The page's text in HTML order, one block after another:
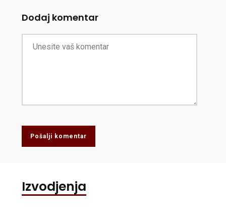
Dodaj komentar
Pošalji komentar
Izvodjenja